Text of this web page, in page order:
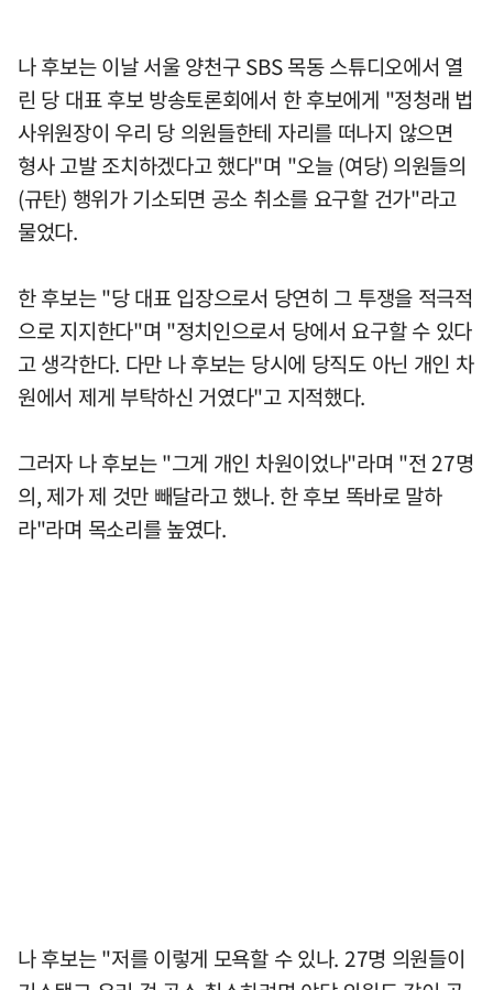
나 후보는 이날 서울 양천구 SBS 목동 스튜디오에서 열
린 당 대표 후보 방송토론회에서 한 후보에게 "정청래 법
사위원장이 우리 당 의원들한테 자리를 떠나지 않으면
형사 고발 조치하겠다고 했다"며 "오늘 (여당) 의원들의
(규탄) 행위가 기소되면 공소 취소를 요구할 건가"라고
물었다.
한 후보는 "당 대표 입장으로서 당연히 그 투쟁을 적극적
으로 지지한다"며 "정치인으로서 당에서 요구할 수 있다
고 생각한다. 다만 나 후보는 당시에 당직도 아닌 개인 차
원에서 제게 부탁하신 거였다"고 지적했다.
그러자 나 후보는 "그게 개인 차원이었나"라며 "전 27명
의, 제가 제 것만 빼달라고 했나. 한 후보 똑바로 말하
라"라며 목소리를 높였다.
나 후보는 "저를 이렇게 모욕할 수 있나. 27명 의원들이